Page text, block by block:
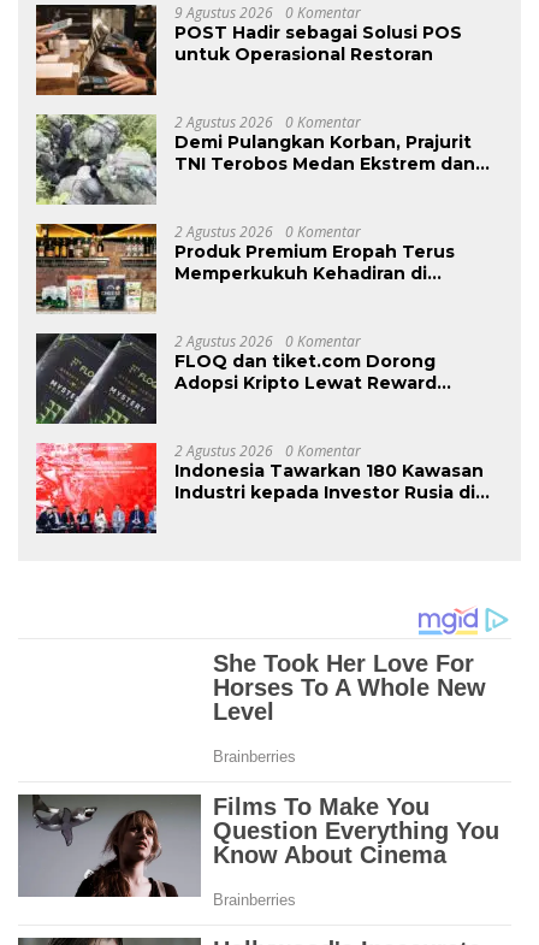
9 Agustus 2026 0 Komentar
POST Hadir sebagai Solusi POS
untuk Operasional Restoran
2 Agustus 2026 0 Komentar
Demi Pulangkan Korban, Prajurit
TNI Terobos Medan Ekstrem dan
2 Agustus 2026 0 Komentar
Produk Premium Eropah Terus
Memperkukuh Kehadiran di
2 Agustus 2026 0 Komentar
FLOQ dan tiket.com Dorong
Adopsi Kripto Lewat Reward
2 Agustus 2026 0 Komentar
Indonesia Tawarkan 180 Kawasan
Industri kepada Investor Rusia di